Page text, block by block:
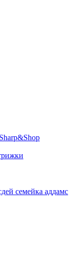
семейка аддамс